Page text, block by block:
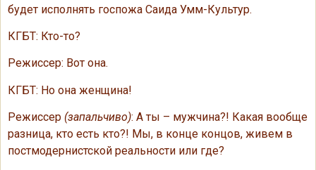
будет исполнять госпожа Саида Умм-Культур.
КГБТ: Кто-то?
Режиссер: Вот она.
КГБТ: Но она женщина!
Режиссер (запальчиво): А ты – мужчина?! Какая вообще
разница, кто есть кто?! Мы, в конце концов, живем в
постмодернистской реальности или где?